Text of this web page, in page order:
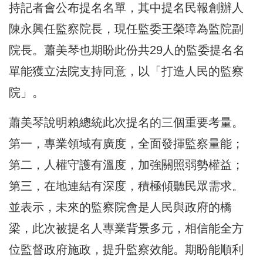
持記者會公布提名名單，其中提名民報創辦人
陳永興任監察院長，現任監委王榮璋為監院副
院長。蕭美琴也期盼此份共29人的監委提名名
單能獲立法院支持同意，以「打造人民的監察
院」。
蕭美琴說明賴總統此次提名的三個重要考量。
第一，專業領域有廣度，全面發揮監察量能；
第二，人權守護有溫度，加強關照弱勢權益；
第三，在地連結有深度，積極傾聽民眾需求。
並表示，未來的監察院會是人民與政府的橋
梁，此次被提名人專業背景多元，相信能全方
位監督政府施政，提升監察效能。期盼能順利